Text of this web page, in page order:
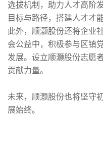
选拔机制，助力人才高阶
目标与路径，搭建人才才
此外，顺灏股份还将企业
会公益中，积极参与区镇
发展。设立顺灏股份志愿
贡献力量。
未来，顺灏股份也将坚守
展始终。